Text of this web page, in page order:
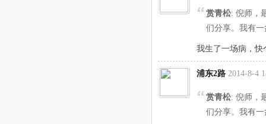
赏青松: 倪师，
们分享。我有
我生了一场病，快
浦东2路 2014-8-4
赏青松: 倪师，
们分享。我有